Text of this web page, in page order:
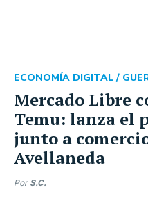
Mercado Libre
Temu: lanza el
junto a
Avellaneda
ECONOMÍA DIGITAL /
Por S.C.